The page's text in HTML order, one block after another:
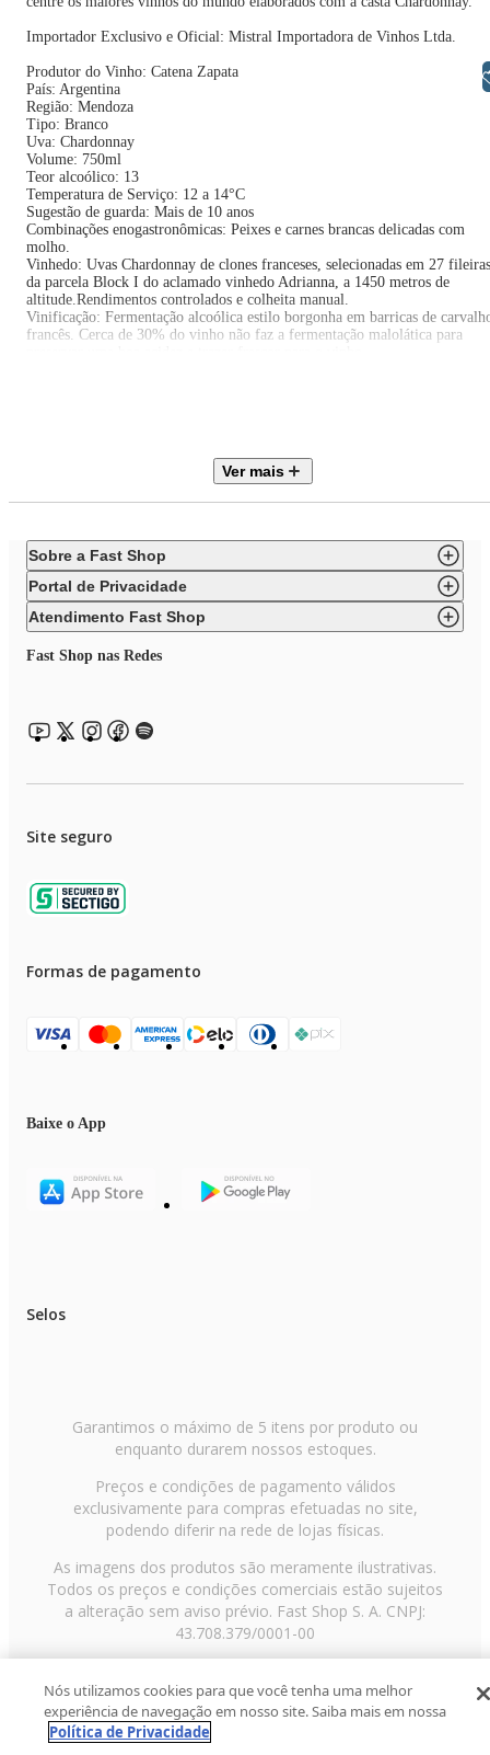
Importador Exclusivo e Oficial: Mistral Importadora de Vinhos Ltda.
Produtor do Vinho: Catena Zapata
País: Argentina
Região: Mendoza
Tipo: Branco
Uva: Chardonnay
Volume: 750ml
Teor alcoólico: 13
Temperatura de Serviço: 12 a 14°C
Sugestão de guarda: Mais de 10 anos
Combinações enogastronômicas: Peixes e carnes brancas delicadas com
molho.
Vinhedo: Uvas Chardonnay de clones franceses, selecionadas em 27 fileiras
da parcela Block I do aclamado vinhedo Adrianna, a 1450 metros de
altitude.Rendimentos controlados e colheita manual.
Vinificação: Fermentação alcoólica estilo borgonha em barricas de
francês. Cerca de 30% do vinho não faz a fermentação malolática para
Pontuado por Antonio Galloni em 2022: 97
Pontuado por Tim Atkin em 2022: 96
Ver mais
Sobre a Fast Shop
Portal de Privacidade
Atendimento Fast Shop
Fast Shop nas Redes
Site seguro
Formas de pagamento
Baixe o App
Selos
Garantimos o máximo de 5 itens por produto ou
enquanto durarem nossos estoques.
Preços e condições de pagamento válidos
exclusivamente para compras efetuadas no site,
podendo diferir na rede de lojas físicas.
As imagens dos produtos são meramente ilustrativas.
Todos os preços e condições comerciais estão sujeitos
a alteração sem aviso prévio. Fast Shop S. A. CNPJ:
43.708.379/0001-00
Paulo/SP, CEP 02029-001, Telefone: 11 3003-3728 ©
2013 Fast Shop - Todos os direitos reservadosRF
Nós utilizamos cookies para que você tenha uma melhor
experiência de navegação em nosso site. Saiba mais em nossa
Política de Privacidade